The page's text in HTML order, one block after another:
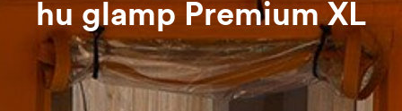
hu glamp Premium XL